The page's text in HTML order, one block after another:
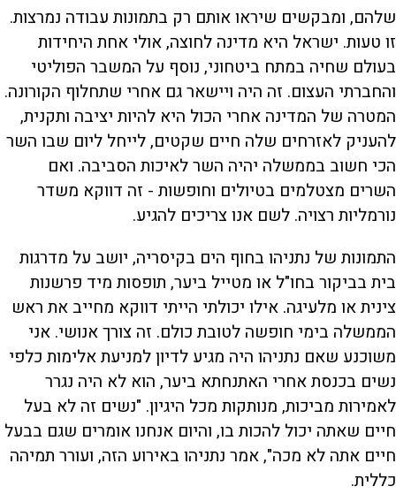
שלהם, ומבקשים שיראו אותם רק בתמונות עבודה נמרצות.
זו טעות. ישראל היא מדינה לחוצה, אולי אחת היחידות
בעולם שחיה במתח ביטחוני, נוסף על המשבר הפוליטי
והחברתי העצום. זה היה ויישאר גם אחרי שתחלוף הקורונה.
המטרה של המדינה אחרי הכול היא להיות יציבה ותקנית,
להעניק לאזרחים שלה חיים שקטים, לייחל ליום שבו השר
הכי חשוב בממשלה יהיה השר לאיכות הסביבה. ואם
השרים מצטלמים בטיולים וחופשות - זה דווקא משדר
נורמליות רצויה. לשם אנו צריכים להגיע.
התמונות של נתניהו בחוף הים בקיסריה, יושב על מדרגות
בית בביקור בחו"ל או מטייל ביער, תופסות מיד פרשנות
צינית או מלעיגה. אילו יכולתי הייתי דווקא מחייב את ראש
הממשלה בימי חופשה לטובת כולם. זה צורך אנושי. אני
משוכנע שאם נתניהו היה מגיע לדיון למניעת אלימות כלפי
נשים בכנסת אחרי האתנחתא ביער, הוא לא היה נגרר
לאמירות מביכות, מנותקות מכל היגיון. "נשים זה לא בעל
חיים שאתה יכול להכות בו, והיום אנחנו אומרים שגם בבעל
חיים אתה לא מכה", אמר נתניהו באירוע הזה, ועורר תמיהה
כללית.